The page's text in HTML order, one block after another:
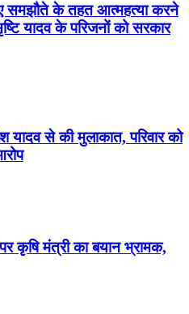
समझौते के तहत आत्महत्या करने
यादव के परिजनों को सरकार
यादव से की मुलाकात, परिवार को
कृषि मंत्री का बयान भ्रामक,